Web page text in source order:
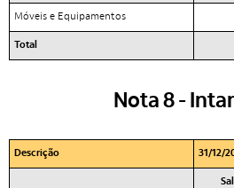
Móveis e Equipamentos
Total
Nota 8 -
Descrição 31/12/